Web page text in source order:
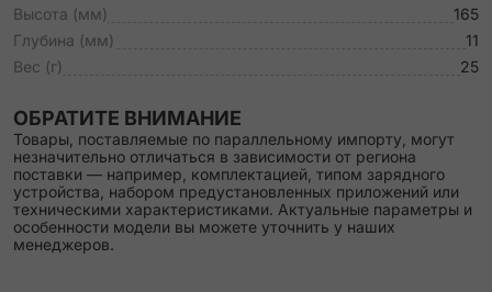
Высота (мм)
165
Глубина (мм)
11
Вес (г)
25
ОБРАТИТЕ ВНИМАНИЕ
Товары, поставляемые по параллельному импорту, могут
незначительно отличаться в зависимости от региона
поставки — например, комплектацией, типом зарядного
устройства, набором предустановленных приложений или
техническими характеристиками. Актуальные параметры и
особенности модели вы можете уточнить у наших
менеджеров.